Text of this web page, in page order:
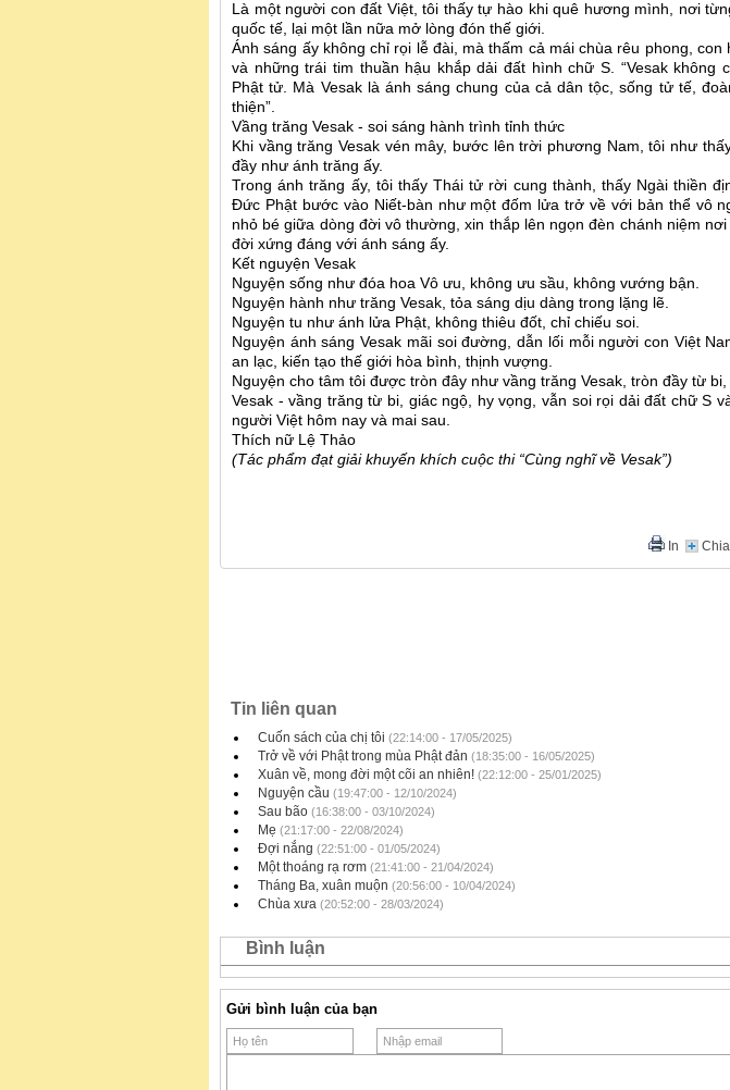
Là một người con đất Việt, tôi thấy tự hào khi quê hương mình, nơi
quốc tế, lại một lần nữa mở lòng đón thế giới.
Ánh sáng ấy không chỉ rọi lễ đài, mà thấm cả mái chùa rêu phong, con
và những trái tim thuần hậu khắp dải đất hình chữ S. “Vesak không
Phật tử. Mà Vesak là ánh sáng chung của cả dân tộc, sống tử tế,
thiện”.
Vầng trăng Vesak - soi sáng hành trình tỉnh thức
Khi vầng trăng Vesak vén mây, bước lên trời phương Nam, tôi như
đầy như ánh trăng ấy.
Trong ánh trăng ấy, tôi thấy Thái tử rời cung thành, thấy Ngài thiền
Đức Phật bước vào Niết-bàn như một đốm lửa trở về với bản thể vô
nhỏ bé giữa dòng đời vô thường, xin thắp lên ngọn đèn chánh niệm
đời xứng đáng với ánh sáng ấy.
Kết nguyện Vesak
Nguyện sống như đóa hoa Vô ưu, không ưu sầu, không vướng bận.
Nguyện hành như trăng Vesak, tỏa sáng dịu dàng trong lặng lẽ.
Nguyện tu như ánh lửa Phật, không thiêu đốt, chỉ chiếu soi.
Nguyện ánh sáng Vesak mãi soi đường, dẫn lối mỗi người con Việt
an lạc, kiến tạo thế giới hòa bình, thịnh vượng.
Nguyện cho tâm tôi được tròn đây như vầng trăng Vesak, tròn đầy từ
Vesak - vầng trăng từ bi, giác ngộ, hy vọng, vẫn soi rọi dải đất chữ S
người Việt hôm nay và mai sau.
Thích nữ Lệ Thảo
(Tác phẩm đạt giải khuyến khích cuộc thi “Cùng nghĩ về Vesak”)
In
Tin liên quan
Cuốn sách của chị tôi (22:14:00 - 17/05/2025)
Trở về với Phật trong mùa Phật đản (18:35:00 - 16/05/2025)
Xuân về, mong đời một cõi an nhiên! (22:12:00 - 25/01/2025)
Nguyện cầu (19:47:00 - 12/10/2024)
Sau bão (16:38:00 - 03/10/2024)
Mẹ (21:17:00 - 22/08/2024)
Đợi nắng (22:51:00 - 01/05/2024)
Một thoáng rạ rơm (21:41:00 - 21/04/2024)
Tháng Ba, xuân muộn (20:56:00 - 10/04/2024)
Chùa xưa (20:52:00 - 28/03/2024)
Bình luận
Gửi bình luận của bạn